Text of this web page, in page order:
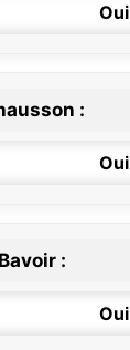
Oui
mois
:
Oui
:
Oui